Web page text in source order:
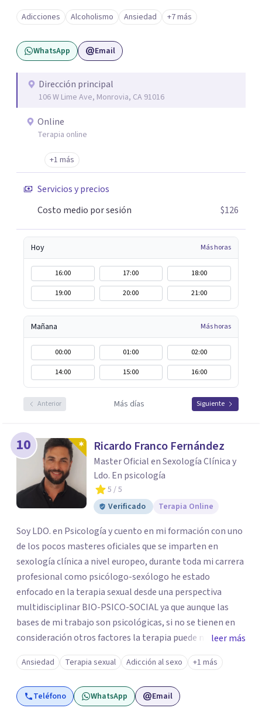
necesidades específicas: Terapia para Trastornos de
Ansiedad y Depresión: Somos expertos en el tratamiento
de la ansiedad y la depresión, utilizando enfoques
basados en evidencia para ayudarte a recuperar tu
Familiar: Trabajamos contigo y tus seres queridos para
fortalecer las relaciones y mejorar la dinámica familiar.
Terapia cognitivo-conductual Terapia de apoyo Terapia
exposición Terapia de juego para niños Tratamiento de
Traumas y Trastornos de Estrés Postraumático:
Ofrecemos apoyo psicológico para ayudarte a superar
experiencias traumáticas y mejorar tu calidad de vida.
Adicciones Alcoholismo Ansiedad +7 más
WhatsApp Email
Dirección principal
106 W Lime Ave, Monrovia, CA 91016
Online
Terapia online
+1 más
Servicios y precios
Costo medio por sesión
$126
Hoy Más horas
16:00 17:00
18:00
19:00
20:00 21:00
Mañana Más horas
00:00 01:00
02:00
14:00
15:00 16:00
Anterior Más días Siguiente
10 Ricardo Franco Fernández
Master Oficial en Sexología Clínica y
Ldo. En psicología
5 / 5
Verificado
Terapia Online
Soy LDO. en Psicología y cuento en mi formación con uno
de los pocos masteres oficiales que se imparten en
sexología clínica a nivel europeo, durante toda mi carrera
profesional como psicólogo-sexólogo he estado
enfocado en la terapia sexual desde una perspectiva
multidisciplinar BIO-PSICO-SOCIAL ya que aunque las
bases de mi trabajo son psicológicas, si no se tienen en
consideración otros factores la terapia puede no
funcionar al tener una visión demasiado simplista,
excluyendo de antemano otros factores que pueden
influir. Mi intención es ayudar para conseguir una mejora
global de tu sexualidad, considerando cada caso como
leer más
Ansiedad Terapia sexual Adicción al sexo +1 más
Teléfono WhatsApp Email